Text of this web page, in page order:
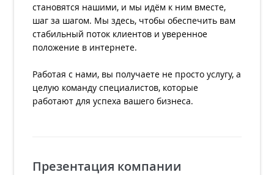
становятся нашими, и мы идём к ним вместе,
шаг за шагом. Мы здесь, чтобы обеспечить вам
стабильный поток клиентов и уверенное
положение в интернете.
Работая с нами, вы получаете не просто услугу, а
целую команду специалистов, которые
работают для успеха вашего бизнеса.
Презентация компании